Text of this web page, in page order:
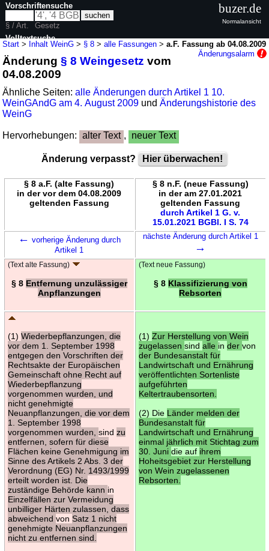
Start > Inhalt WeinG > § 8 >alle Fassungen >a.F. Fassung ab 04.08.2009
Änderungsalarm
Änderung§ 8 Weingesetz vom
04.08.2009
Ähnliche Seiten:alle Änderungen durch Artikel 1 10.
WeinGAndG am 4. August 2009 undÄnderungshistorie des
WeinG
Hervorhebungen: alter Text , neuer Text
Änderung verpasst? Hier überwachen!
§ 8 a.F. (alte Fassung)
in der vor dem 04.08.2009
geltenden Fassung
§ 8 n.F. (neue Fassung)
in der am 27.01.2021
geltenden Fassung
durch Artikel 1 G. v.
15.01.2021 BGBl. I S. 74
← vorherige Änderung durch
Artikel 1
nächste Änderung durch Artikel 1
→
(Text alte Fassung)
§ 8 Entfernung unzulässiger
Anpflanzungen
(Text neue Fassung)
§ 8 Klassifizierung von
Rebsorten
(1) Wiederbepflanzungen, die
vor dem 1. September 1998
entgegen den Vorschriften der
Rechtsakte der Europäischen
Gemeinschaft ohne Recht auf
Wiederbepflanzung
vorgenommen wurden, und
nicht genehmigte
Neuanpflanzungen, die vor dem
1. September 1998
vorgenommen wurden, sind zu
entfernen, sofern für diese
Flächen keine Genehmigung im
Sinne des Artikels 2 Abs. 3 der
Verordnung (EG) Nr. 1493/1999
erteilt worden ist. Die
zuständige Behörde kann in
Einzelfällen zur Vermeidung
unbilliger Härten zulassen, dass
abweichend von Satz 1 nicht
genehmigte Neuanpflanzungen
nicht zu entfernen sind.
(1) Zur Herstellung von Wein
zugelassen sind alle in der von
der Bundesanstalt für
Landwirtschaft und Ernährung
veröffentlichten Sortenliste
aufgeführten
Keltertraubensorten.
(2) Die Länder melden der
Bundesanstalt für
Landwirtschaft und Ernährung
einmal jährlich mit Stichtag zum
30. Juni die auf ihrem
Hoheitsgebiet zur Herstellung
von Wein zugelassenen
Rebsorten.
Vorschriftensuche
§ / Art.
Gesetz
Volltextsuche
nur in WeinG
buzer.de
Normalansicht